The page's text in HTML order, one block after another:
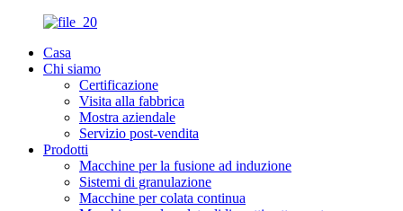
Casa
Chi siamo
Certificazione
Visita alla fabbrica
Mostra aziendale
Servizio post-vendita
Prodotti
Macchine per la fusione ad induzione
Sistemi di granulazione
Macchine per colata continua